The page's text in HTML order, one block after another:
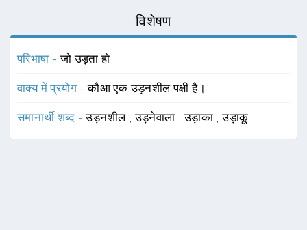
विशेषण
परिभाषा -जो उड़ता हो
वाक्य में प्रयोग -कौआ एक उड़नशील पक्षी है।
समानार्थी शब्द -उड़नशील ,उड़नेवाला ,उड़ाका ,उड़ाकू